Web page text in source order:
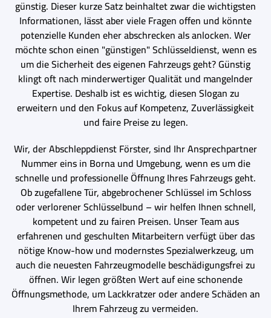
günstig. Dieser kurze Satz beinhaltet zwar die wichtigsten
Informationen, lässt aber viele Fragen offen und könnte
potenzielle Kunden eher abschrecken als anlocken. Wer
möchte schon einen "günstigen" Schlüsseldienst, wenn es
um die Sicherheit des eigenen Fahrzeugs geht? Günstig
klingt oft nach minderwertiger Qualität und mangelnder
Expertise. Deshalb ist es wichtig, diesen Slogan zu
erweitern und den Fokus auf Kompetenz, Zuverlässigkeit
und faire Preise zu legen.
Wir, der Abschleppdienst Förster, sind Ihr Ansprechpartner
Nummer eins in Borna und Umgebung, wenn es um die
schnelle und professionelle Öffnung Ihres Fahrzeugs geht.
Ob zugefallene Tür, abgebrochener Schlüssel im Schloss
oder verlorener Schlüsselbund – wir helfen Ihnen schnell,
kompetent und zu fairen Preisen. Unser Team aus
erfahrenen und geschulten Mitarbeitern verfügt über das
nötige Know-how und modernstes Spezialwerkzeug, um
auch die neuesten Fahrzeugmodelle beschädigungsfrei zu
öffnen. Wir legen größten Wert auf eine schonende
Öffnungsmethode, um Lackkratzer oder andere Schäden an
Ihrem Fahrzeug zu vermeiden.